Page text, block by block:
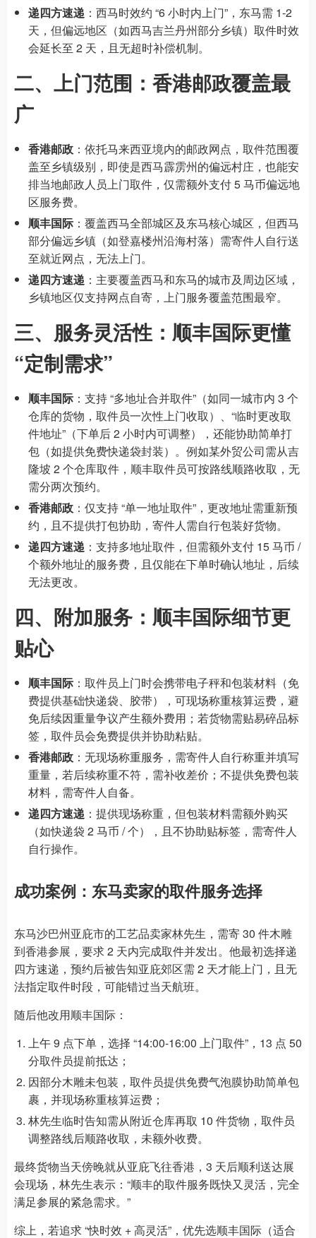
递四方速递 ：西马时效约 “6 小时内上门”，东马需 1-2
天，但偏远地区（如西马吉兰丹州部分乡镇）取件时效
会延长至 2 天，且无超时补偿机制。
二、上门范围：香港邮政覆盖最
广
香港邮政 ：依托马来西亚境内的邮政网点，取件范围覆
盖至乡镇级别，即使是西马霹雳州的偏远村庄，也能安
排当地邮政人员上门取件，仅需额外支付 5 马币偏远地
区服务费。
顺丰国际 ：覆盖西马全部城区及东马核心城区，但西马
部分偏远乡镇（如登嘉楼州沿海村落）需寄件人自行送
至就近网点，无法上门。
递四方速递 ：主要覆盖西马和东马的城市及周边区域，
乡镇地区仅支持网点自寄，上门服务覆盖范围最窄。
三、服务灵活性：顺丰国际更懂
“定制需求”
顺丰国际 ：支持 “多地址合并取件”（如同一城市内 3 个
仓库的货物，取件员一次性上门收取）、“临时更改取
件地址”（下单后 2 小时内可调整），还能协助简单打
包（如提供免费快递袋封装）。例如某外贸公司需从吉
隆坡 2 个仓库取件，顺丰取件员可按路线顺路收取，无
需分两次预约。
香港邮政 ：仅支持 “单一地址取件”，更改地址需重新预
约，且不提供打包协助，寄件人需自行包装好货物。
递四方速递 ：支持多地址取件，但需额外支付 15 马币 /
个额外地址的服务费，且仅能在下单时确认地址，后续
无法更改。
四、附加服务：顺丰国际细节更
贴心
顺丰国际 ：取件员上门时会携带电子秤和包装材料（免
费提供基础快递袋、胶带），可现场称重核算运费，避
免后续因重量争议产生额外费用；若货物需贴易碎品标
签，取件员会免费提供并协助粘贴。
香港邮政 ：无现场称重服务，需寄件人自行称重并填写
重量，若后续称重不符，需补收差价；不提供免费包装
材料，需寄件人自备。
递四方速递 ：提供现场称重，但包装材料需额外购买
（如快递袋 2 马币 / 个），且不协助贴标签，需寄件人
自行操作。
成功案例：东马卖家的取件服务选择
东马沙巴州亚庇市的工艺品卖家林先生，需寄 30 件木雕
到香港参展，要求 2 天内完成取件并发出。他最初选择递
四方速递，预约后被告知亚庇郊区需 2 天才能上门，且无
法指定取件时段，可能错过当天航班。
随后他改用顺丰国际：
上午 9 点下单，选择 “14:00-16:00 上门取件”，13 点 50
分取件员提前抵达；
因部分木雕未包装，取件员提供免费气泡膜协助简单包
裹，并现场称重核算运费；
林先生临时告知需从附近仓库再取 10 件货物，取件员
调整路线后顺路收取，未额外收费。
最终货物当天傍晚就从亚庇飞往香港，3 天后顺利送达展
会现场，林先生表示：“顺丰的取件服务既快又灵活，完全
满足参展的紧急需求。”
综上，若追求 “快时效 + 高灵活”，优先选顺丰国际（适合